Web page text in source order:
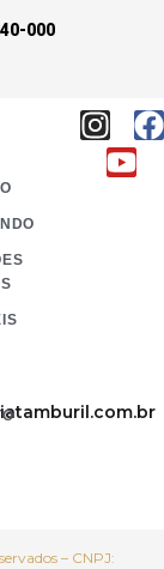
000
– CNPJ: